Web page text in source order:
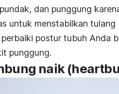
dan punggung
untuk menstabilkan
postur tubuh Anda
punggung.
naik (